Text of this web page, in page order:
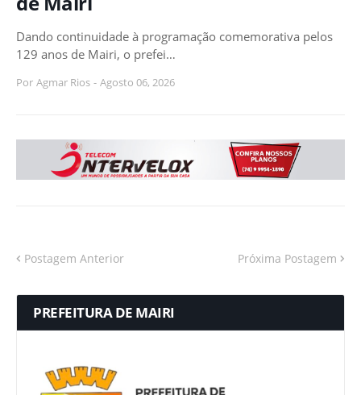
Dando continuidade à programação comemorativa pelos
129 anos de Mairi, o prefei…
Por Agmar Rios - Agosto 06, 2026
Postagem Anterior Próxima Postagem
PREFEITURA DE MAIRI